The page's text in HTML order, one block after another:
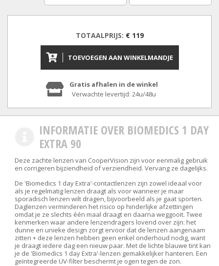
TOTAALPRIJS: € 119
TOEVOEGEN AAN WINKELMANDJE
Gratis afhalen in de winkel
Verwachte levertijd: 24u/48u
INFORMATIE OVER BIOMEDICS 1 DAY
EXTRA 90
Deze zachte lenzen van CooperVision zijn voor eenmalig gebruik
en corrigeren bijziendheid of verziendheid. Vervang ze dagelijks.
De 'Biomedics 1 day Extra'-contactlenzen zijn zowel ideaal voor
als je regelmatig lenzen draagt als voor wanneer je maar
sporadisch lenzen wilt dragen, bijvoorbeeld als je gaat sporten.
Daglenzen verminderen het risico op hinderlijke afzettingen
omdat je ze slechts één maal draagt en daarna weggooit. Twee
kenmerken waar andere lenzendragers lovend over zijn: het
dunne en unieke design zorgt ervoor dat de lenzen aangenaam
zitten + deze lenzen hebben geen enkel onderhoud nodig, want
je draagt iedere dag een nieuw paar. Met de lichte blauwe tint kan
je de 'Biomedics 1 day Extra'-lenzen gemakkelijker hanteren. Een
geïntegreerde UV-filter beschermt je ogen tegen de zon.